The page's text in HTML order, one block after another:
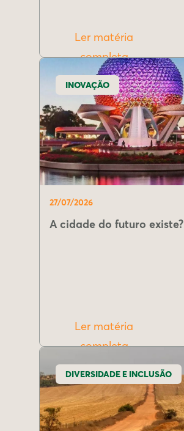
Ler matéria
completa
INOVAÇÃO
27/07/2026
A cidade do futuro existe?
Ler matéria
completa
DIVERSIDADE E INCLUSÃO